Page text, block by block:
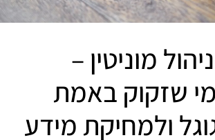
מוניטין –
שזקוק באמת
ולמחיקת מידע